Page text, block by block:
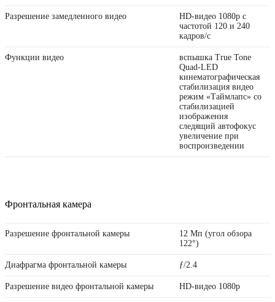
Разрешение замедленного видео
HD-видео 1080р с
частотой 120 и 240
кадров/ с
Функции видео
вспышка True Tone
Quad-LED
кинематографическая
стабилизация видео
режим «Таймлапс» со
стабили­зацией
изображения
следящий автофокус
увеличение при
воспроизведении
Фронтальная камера
Разрешение фронтальной камеры
12 Мп (угол обзора
122°)
Диафрагма фронтальной камеры ƒ/2.4
Разрешение видео фронтальной камеры HD-видео 1080p